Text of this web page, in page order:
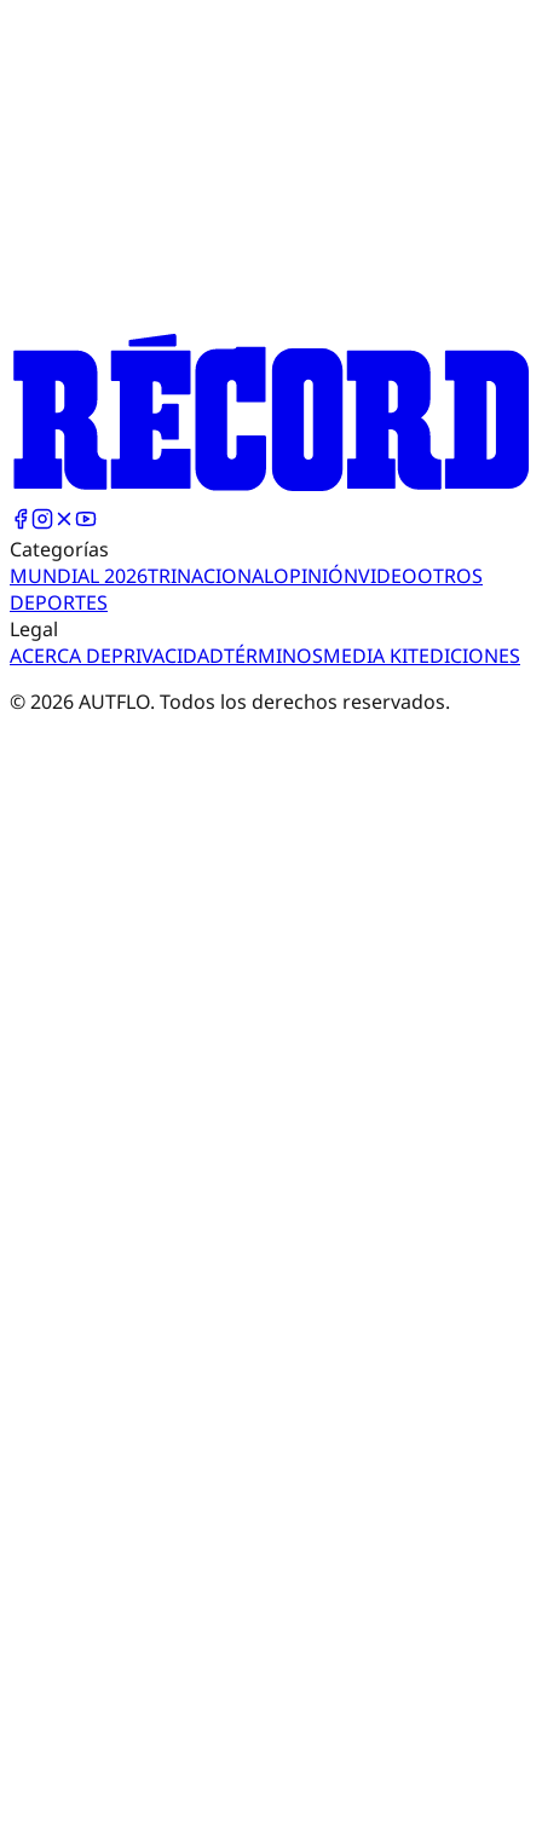
Categorías
MUNDIAL 2026TRINACIONALOPINIÓNVIDEOOTROS
DEPORTES
Legal
ACERCA DEPRIVACIDADTÉRMINOSMEDIA KITEDICIONES
©2026AUTFLO. Todos los derechos reservados.